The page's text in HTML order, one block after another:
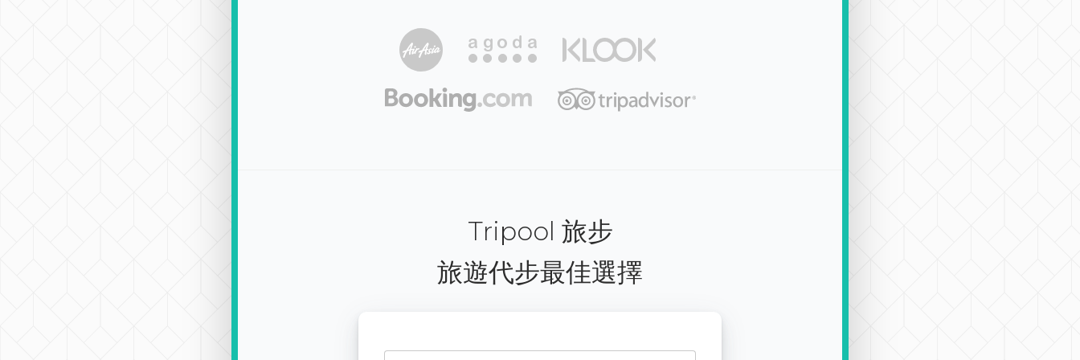
Tripool 旅步
旅遊代步最佳選擇